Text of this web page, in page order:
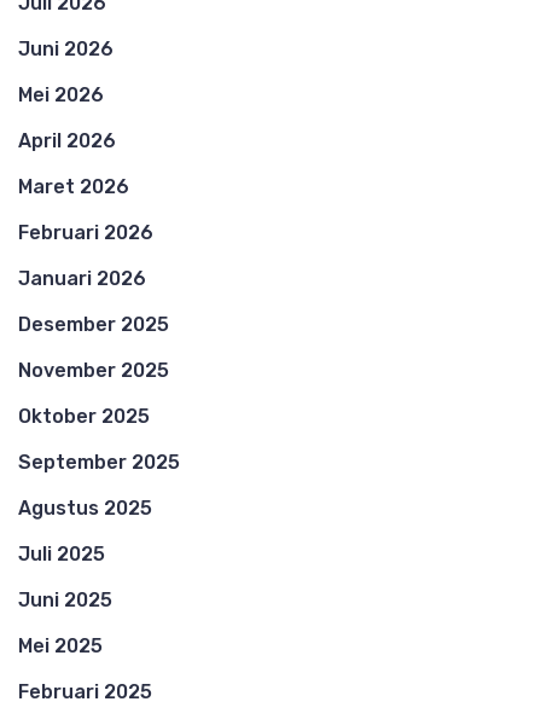
Juni 2026
Mei 2026
April 2026
Maret 2026
Februari 2026
Januari 2026
Desember 2025
November 2025
Oktober 2025
September 2025
Agustus 2025
Juli 2025
Juni 2025
Mei 2025
Februari 2025